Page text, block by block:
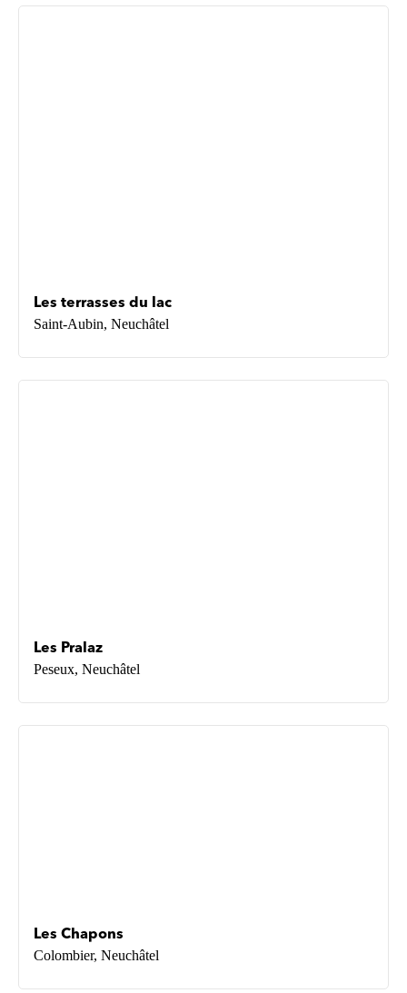
Les terrasses du lac
Saint-Aubin, Neuchâtel
Les Pralaz
Peseux, Neuchâtel
Les Chapons
Colombier, Neuchâtel